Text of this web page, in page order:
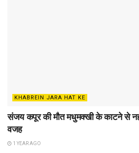
KHABREIN JARA HAT KE
संजय कपूर की मौत मधुमक्खी के काटने से
वजह
1 YEAR AGO